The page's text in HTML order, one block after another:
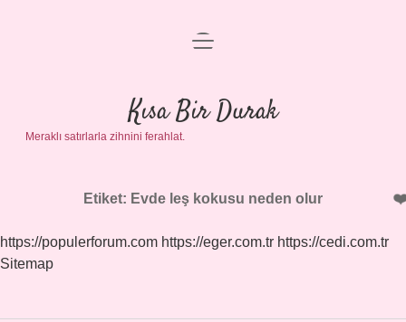
Anasayfa
Gizlilik Politikası
Yasal Uyarı
menüyü
Kısa Bir Durak
Meraklı satırlarla zihnini ferahlat.
Etiket: Evde leş kokusu neden olur
https://populerforum.com https://eger.com.tr https://cedi.com.tr
Sitemap